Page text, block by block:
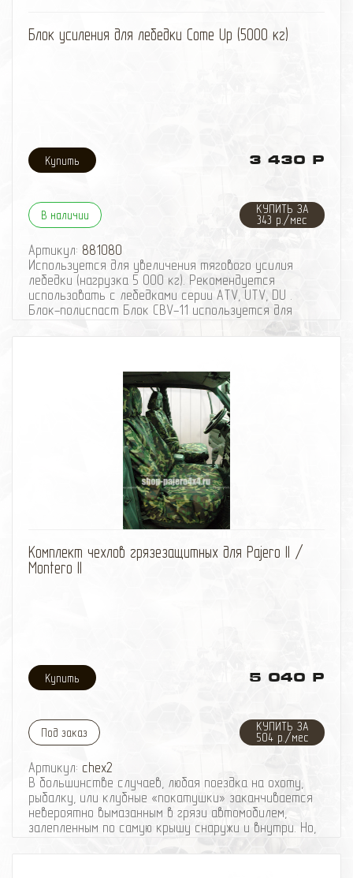
Блок усиления для лебедки Come Up (5000 кг)
3 430 Р
В наличии
КУПИТЬ ЗА
343 р./мес
Артикул: 881080
Используется для увеличения тягового усилия
лебедки (нагрузка 5 000 кг). Рекомендуется
использовать с лебедками серии ATV, UTV, DU .
Блок-полиспаст Блок CBV-11 используется для
увеличения тягового усилия лебедки. Для этого
необходимо пропустить трос через блок-
другой неподвижный объект. Затем крюк с тросом
зацепить рядом с лебедкой. Теперь при
использовании лебедки, ее тяговое усилие
увеличилось в два раза.
Комплект чехлов грязезащитных для Pajero II /
Montero II
5 040 Р
Под заказ
КУПИТЬ ЗА
504 р./мес
Артикул: chex2
В большинстве случаев, любая поездка на охоту,
рыбалку, или клубные «покатушки» заканчивается
невероятно вымазанным в грязи автомобилем,
залепленным по самую крышу снаружи и внутри. Но,
представляется особо трудным, то вычистить